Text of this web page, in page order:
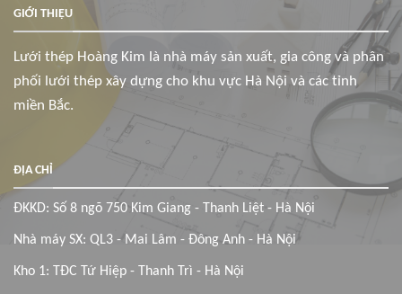
GIỚI THIỆU
Lưới thép Hoàng Kim là nhà máy sản xuất, gia công và phân
phối lưới thép xây dựng cho khu vực Hà Nội và các tỉnh
miền Bắc.
ĐỊA CHỈ
ĐKKD: Số 8 ngõ 750 Kim Giang - Thanh Liệt - Hà Nội
Nhà máy SX: QL3 - Mai Lâm - Đông Anh - Hà Nội
Kho 1: TĐC Tứ Hiệp - Thanh Trì - Hà Nội